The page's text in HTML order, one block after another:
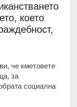
което
че кметовете
за
социална